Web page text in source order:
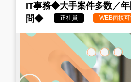
IT事務◆大手案件多数／
問◆
正社員 WEB面接